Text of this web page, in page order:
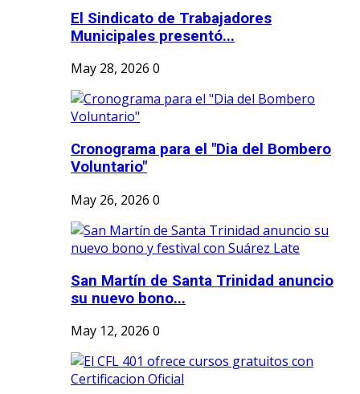
El Sindicato de Trabajadores
Municipales presentó...
May 28, 2026 0
Cronograma para el "Dia del Bombero
Voluntario"
May 26, 2026 0
San Martín de Santa Trinidad anuncio
su nuevo bono...
May 12, 2026 0